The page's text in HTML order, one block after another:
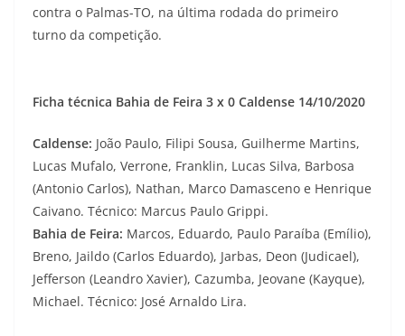
contra o Palmas-TO, na última rodada do primeiro
turno da competição.
Ficha técnica Bahia de Feira 3 x 0 Caldense 14/10/2020
Caldense: João Paulo, Filipi Sousa, Guilherme Martins,
Lucas Mufalo, Verrone, Franklin, Lucas Silva, Barbosa
(Antonio Carlos), Nathan, Marco Damasceno e Henrique
Caivano. Técnico: Marcus Paulo Grippi.
Bahia de Feira: Marcos, Eduardo, Paulo Paraíba (Emílio),
Breno, Jaildo (Carlos Eduardo), Jarbas, Deon (Judicael),
Jefferson (Leandro Xavier), Cazumba, Jeovane (Kayque),
Michael. Técnico: José Arnaldo Lira.